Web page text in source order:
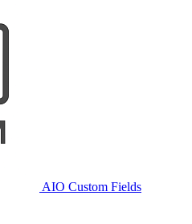
AIO Custom Fields